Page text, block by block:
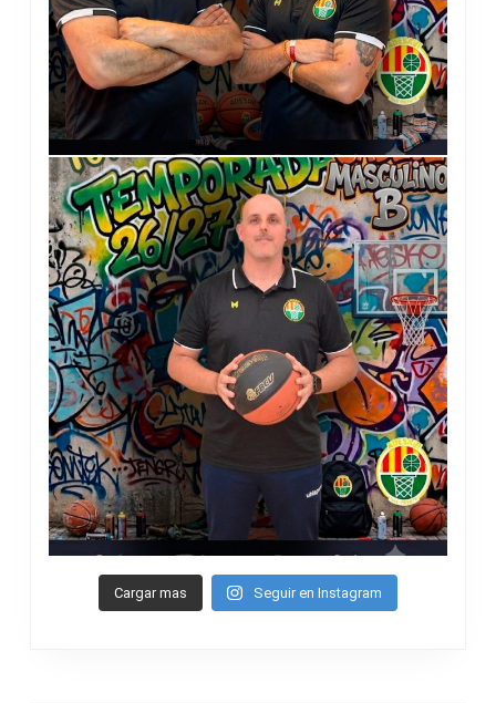
Cargar mas Seguir en Instagram